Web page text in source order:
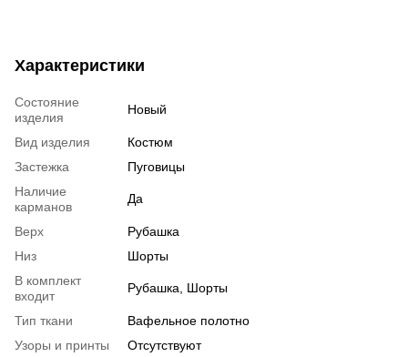
Характеристики
Состояние
изделия
Новый
Вид изделия
Костюм
Застежка
Пуговицы
Наличие
карманов
Да
Верх
Рубашка
Низ
Шорты
В комплект
входит
Рубашка, Шорты
Тип ткани
Вафельное полотно
Узоры и принты
Отсутствуют